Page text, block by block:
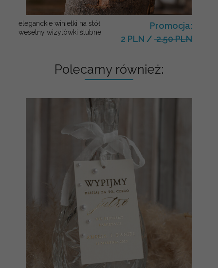
eleganckie winietki na stół
weselny wizytówki ślubne
Promocja:
2 PLN / 2.50 PLN
Polecamy również: